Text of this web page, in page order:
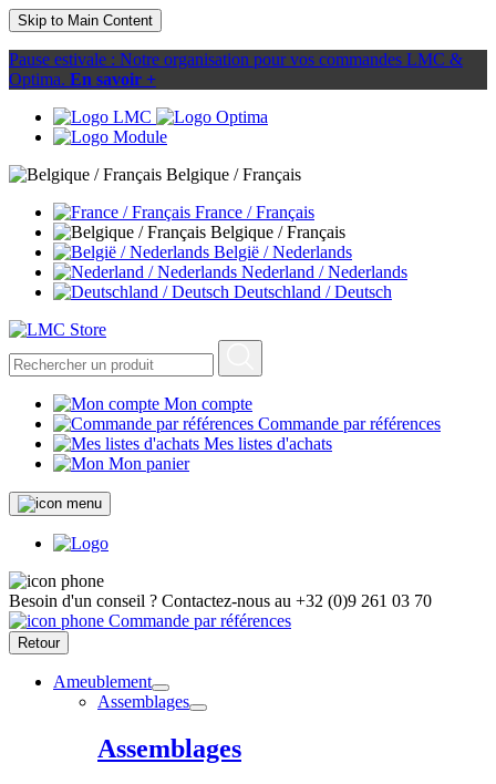
Skip to Main Content
Pause estivale : Notre organisation pour vos commandes LMC &
Optima. En savoir +
Belgique / Français
France / Français
Belgique / Français
België / Nederlands
Nederland / Nederlands
Deutschland / Deutsch
Mon compte
Commande par références
Mes listes d'achats
Mon panier
Besoin d'un conseil ? Contactez-nous au +32 (0)9 261 03 70
Commande par références
Retour
Ameublement
Assemblages
Assemblages